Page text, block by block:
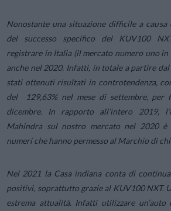
Nonostante una situazione difficile a causa
del successo specifico del KUV100
registrare in Italia (il mercato numero uno
anche nel 2020. Infatti, in totale a partire dal
stati ottenuti risultati in controtendenza,
del 129,63% nel mese di settembre, per
dicembre. In rapporto all’intero 2019,
Mahindra sul nostro mercato nel 2020 è
numeri che hanno permesso al Marchio di
Nel 2021 la Casa indiana conta di
positivi, soprattutto grazie al KUV100 NXT.
estrema attualità. Infatti utilizzare